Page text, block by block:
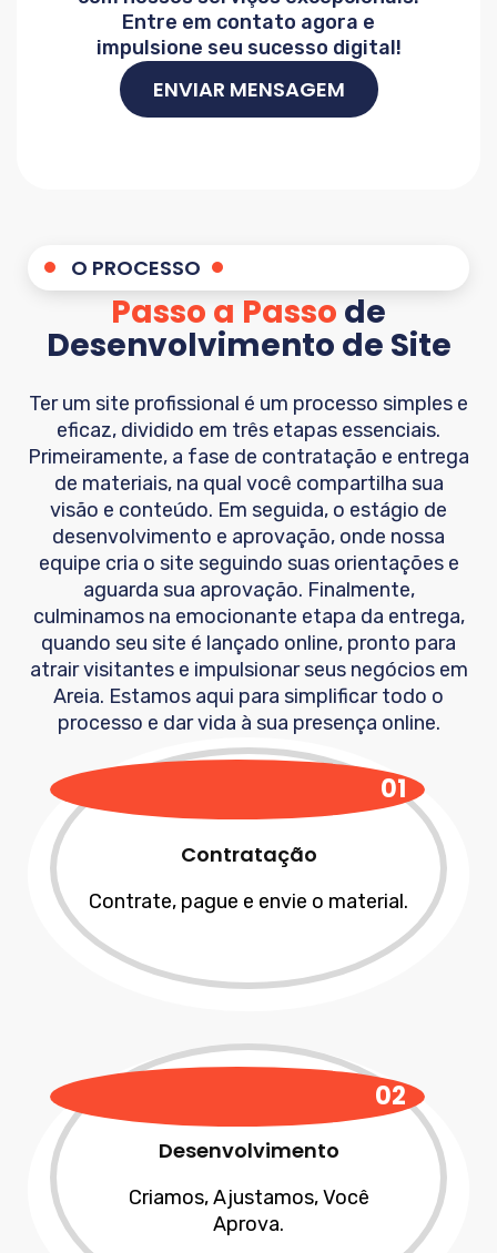
Entre em contato agora e
impulsione seu sucesso digital!
ENVIAR MENSAGEM
O PROCESSO
Passo a Passo de
Desenvolvimento de Site
Ter um site profissional é um processo simples e
eficaz, dividido em três etapas essenciais.
Primeiramente, a fase de contratação e entrega
de materiais, na qual você compartilha sua
visão e conteúdo. Em seguida, o estágio de
desenvolvimento e aprovação, onde nossa
equipe cria o site seguindo suas orientações e
aguarda sua aprovação. Finalmente,
culminamos na emocionante etapa da entrega,
quando seu site é lançado online, pronto para
atrair visitantes e impulsionar seus negócios em
Areia. Estamos aqui para simplificar todo o
processo e dar vida à sua presença online.
01
Contratação
Contrate, pague e envie o material.
02
Desenvolvimento
Criamos, Ajustamos, Você
Aprova.